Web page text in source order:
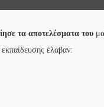
τα αποτελέσματα του
έλαβαν: